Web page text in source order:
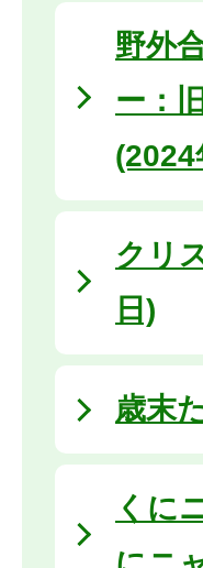
野外
ー：
(2024
クリ
日)
歳末
くに